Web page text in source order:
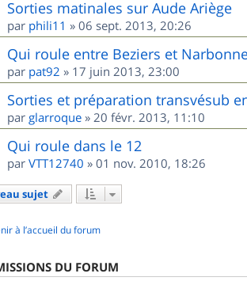
Sorties matinales sur Aude Ariège
par phili11 » 06 sept. 2013, 20:26
Qui roule entre Beziers et
par pat92 » 17 juin 2013, 23:00
Sorties et préparation transvésub
par glarroque » 20 févr. 2013, 11:10
Qui roule dans le 12
par VTT12740 » 01 nov. 2010, 18:26
sujet
à l’accueil du forum
DU FORUM